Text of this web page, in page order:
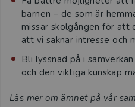
barnen – de som är
missar skolgången för att
att vi saknar intresse och
Bli lyssnad på i
och den viktiga kunskap
Läs mer om ämnet på vår